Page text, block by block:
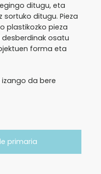
ditugu, eta
sortuko ditugu. Pieza
plastikozko pieza
desberdinak osatu
forma eta
da bere
primaria